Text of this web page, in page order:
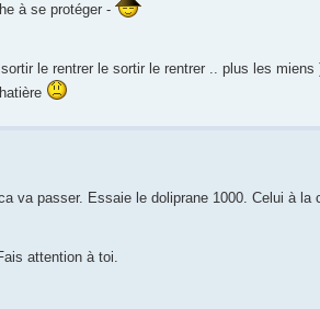
à se protéger -
le rentrer le sortir le rentrer .. plus les miens
va passer. Essaie le doliprane 1000. Celui à la
attention à toi.